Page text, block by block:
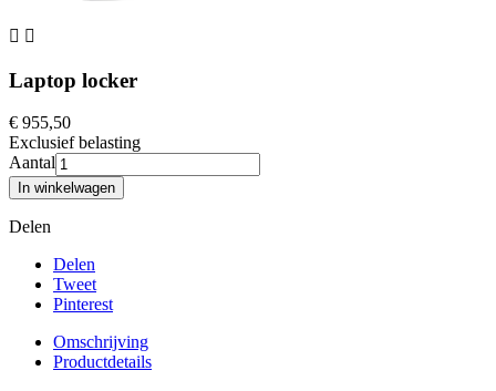
 
Laptop locker
€ 955,50
Exclusief belasting
Aantal
In winkelwagen
Delen
Delen
Tweet
Pinterest
Omschrijving
Productdetails